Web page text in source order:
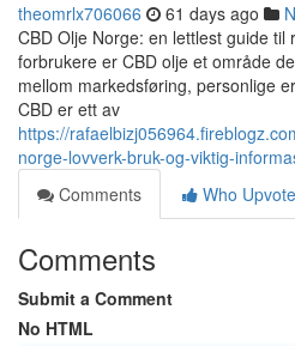
theomrlx706066 61 days ago
CBD Olje Norge: en lettlest guide
forbrukere er CBD olje et område
mellom markedsføring, personlige
CBD er ett av
https://
norge-lovverk-bruk-og-viktig-
Comments
Who
Comments
Submit a Comment
No HTML